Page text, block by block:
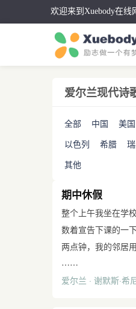
欢迎来到Xuebody在线
爱尔兰现代诗
全部 中国 美国
以色列
希腊
其他
期中休假
整个上午我坐在学
数着宣告下课的一下
两点钟，我的邻居
在门廊里．我遇见
平常遇到丧事，他
……
爱尔兰 · 谢默斯·希